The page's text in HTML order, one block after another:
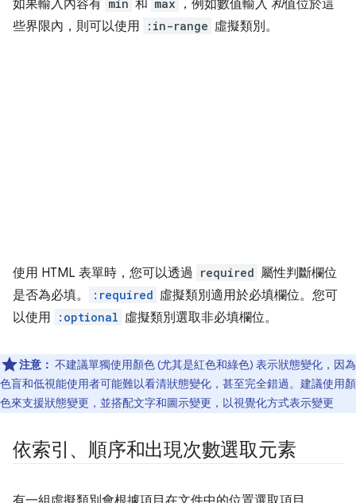
如果輸入內容有 min 和 max ，例如數值輸入 和值位於這
些界限內，則可以使用
:in-range 虛擬類別。
使用 HTML 表單時，您可以透過 required 屬性判斷欄位
是否為必填。
:required 虛擬類別適用於必填欄位。您可
以使用
:optional 虛擬類別選取非必填欄位。
注意： 不建議單獨使用顏色 (尤其是紅色和綠色) 表示狀態變化，因為
色盲和低視能使用者可能難以看清狀態變化，甚至完全錯過。建議使用顏
色來支援狀態變更，並搭配文字和圖示變更，以視覺化方式表示變更
依索引、順序和出現次數選取元素